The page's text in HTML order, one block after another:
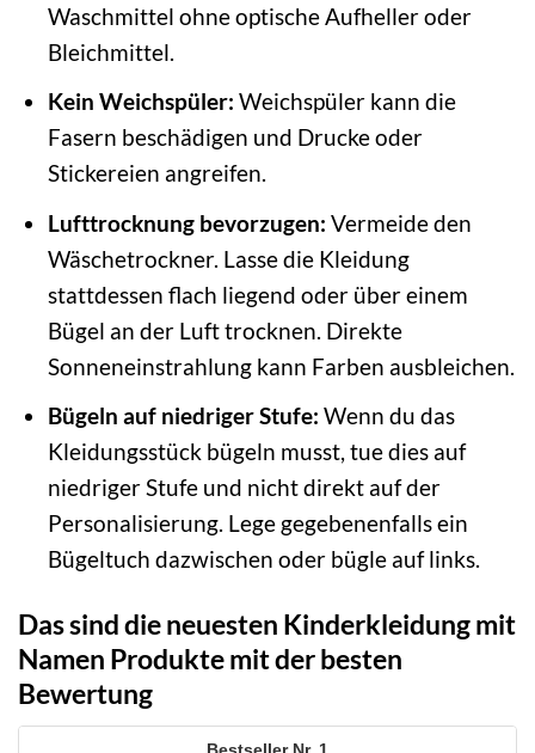
Waschmittel ohne optische Aufheller oder
Bleichmittel.
Kein Weichspüler: Weichspüler kann die
Fasern beschädigen und Drucke oder
Stickereien angreifen.
Lufttrocknung bevorzugen: Vermeide den
Wäschetrockner. Lasse die Kleidung
stattdessen flach liegend oder über einem
Bügel an der Luft trocknen. Direkte
Sonneneinstrahlung kann Farben ausbleichen.
Bügeln auf niedriger Stufe: Wenn du das
Kleidungsstück bügeln musst, tue dies auf
niedriger Stufe und nicht direkt auf der
Personalisierung. Lege gegebenenfalls ein
Bügeltuch dazwischen oder bügle auf links.
Das sind die neuesten Kinderkleidung mit
Namen Produkte mit der besten
Bewertung